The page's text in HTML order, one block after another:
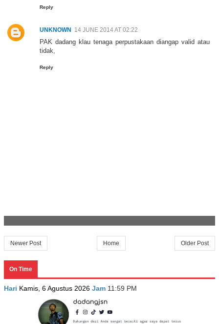
Reply
UNKNOWN 14 JUNE 2014 AT 02:22
PAK dadang klau tenaga perpustakaan diangap valid atau
tidak,
Reply
Newer Post Older Post
Home
On Time
Hari Kamis, 6 Agustus 2026 Jam 11:59 PM